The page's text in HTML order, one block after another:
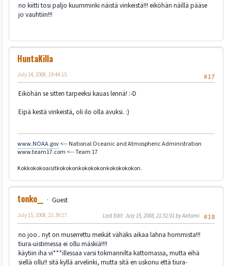
no kiitti tosi paljo kuumminki näistä vinkeistä!!! eiköhän näillä pääse
jo vauhtiin!!!
HuntaKilla
#17
July 14, 2008, 19:44:15
Eiköhän se sitten tarpeeksi kauas lennä! :-D
Eipä kestä vinkeistä, oli ilo olla avuksi. :)
www.NOAA.gov<-- National Oceanic and Atmospheric Administration
www.team17.com <-- Team 17
Kokkokokoaisitkokokonkokokokonkokokokokon.
tonko__
Guest
#18
July 15, 2008, 21:39:27 Last Edit: July 15, 2008, 21:51:01 by Aatami
no joo.. nyt on muserrettu meikät vähäks aikaa lahna hommista!!!
tiura-uistimessa ei ollu mäskiä!!!!
käytiin iha vi***illessaa varsi tokmannilta kattomassa, mutta eihä
siellä ollu!! sitä kyllä arvelinki, mutta sitä en uskonu että tiura-